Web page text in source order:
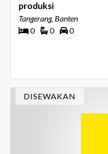
produksi
Tangerang, Banten
0
0 0
DISEWAKAN